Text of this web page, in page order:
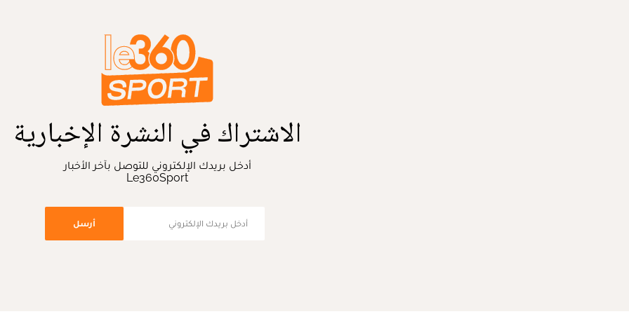
الاشتراك في النشرة الإخبارية
أدخل بريدك الإلكتروني للتوصل بآخر الأخبار
Le360Sport
أرسل